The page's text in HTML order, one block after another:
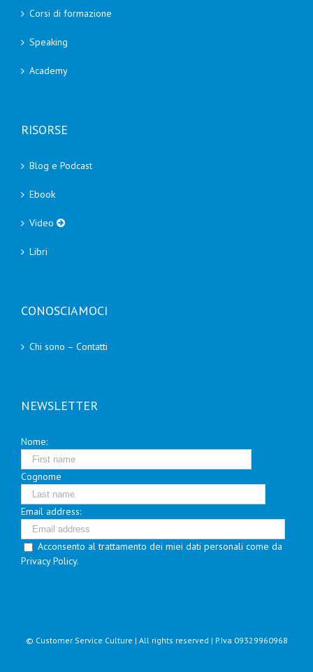
Corsi di formazione
Speaking
Academy
RISORSE
Blog e Podcast
Ebook
Video
Libri
CONOSCIAMOCI
Chi sono – Contatti
NEWSLETTER
Nome:
Cognome
Email address:
Acconsento al trattamento dei miei dati personali come da
Privacy Policy.
© Customer Service Culture | All rights reserved | P.Iva 09329960968